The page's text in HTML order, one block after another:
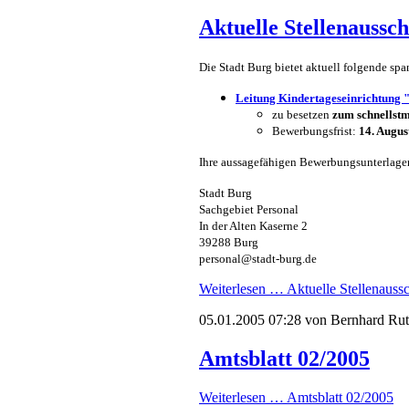
Aktuelle
Die Stadt Burg bietet aktuell folgende
Leitung Kindertageseinrichtung
zu besetzen zum
Bewerbungsfrist: 14.
Ihre aussagefähigen
Stadt Burg
Sachgebiet Personal
In der Alten Kaserne 2
39288 Burg
personal@stadt-burg.de
Weiterlesen … Aktuelle
05.01.2005 07:28 von Bernhard
Amtsblatt 02/2005
Weiterlesen … Amtsblatt 02/2005